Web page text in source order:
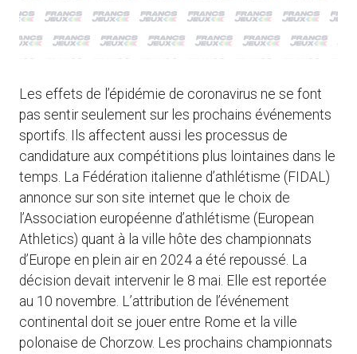
Les effets de l’épidémie de coronavirus ne se font
pas sentir seulement sur les prochains événements
sportifs. Ils affectent aussi les processus de
candidature aux compétitions plus lointaines dans le
temps. La Fédération italienne d’athlétisme (FIDAL)
annonce sur son site internet que le choix de
l’Association européenne d’athlétisme (European
Athletics) quant à la ville hôte des championnats
d’Europe en plein air en 2024 a été repoussé. La
décision devait intervenir le 8 mai. Elle est reportée
au 10 novembre. L’attribution de l’événement
continental doit se jouer entre Rome et la ville
polonaise de Chorzow. Les prochains championnats